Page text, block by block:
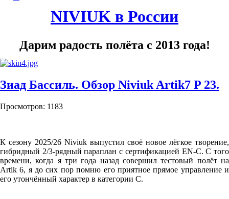
NIVIUK в России
Дарим радость полёта с 2013 года!
Зиад Бассиль. Обзор Niviuk Artik7 P 23.
Просмотров: 1183
К сезону 2025/26 Niviuk выпустил своё новое лёгкое творение,
гибридный 2/3-рядный параплан с сертификацией EN-C. С того
времени, когда я три года назад совершил тестовый полёт на
Artik 6, я до сих пор помню его приятное прямое управление и
его утончённый характер в категории C.